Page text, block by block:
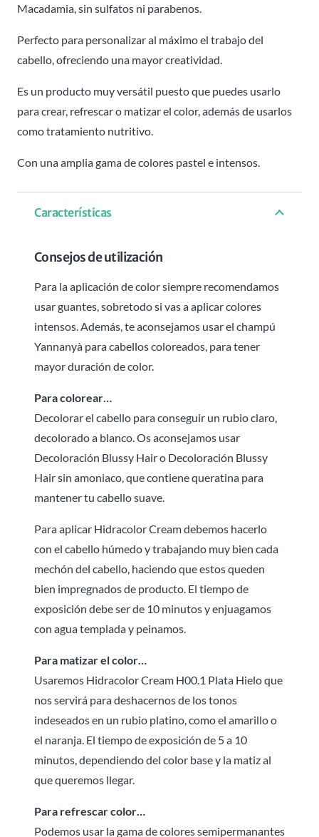
Macadamia, sin sulfatos ni parabenos.
Perfecto para personalizar al máximo el trabajo del
cabello, ofreciendo una mayor creatividad.
Es un producto muy versátil puesto que puedes usarlo
para crear, refrescar o matizar el color, además de usarlos
como tratamiento nutritivo.
Con una amplia gama de colores pastel e intensos.
Características
Consejos de utilización
Para la aplicación de color siempre recomendamos
usar guantes, sobretodo si vas a aplicar colores
intensos. Además, te aconsejamos usar el champú
Yannanyà para cabellos coloreados, para tener
mayor duración de color.
Para colorear…
Decolorar el cabello para conseguir un rubio claro,
decolorado a blanco. Os aconsejamos usar
Decoloración Blussy Hair o Decoloración Blussy
Hair sin amoniaco, que contiene queratina para
mantener tu cabello suave.
Para aplicar Hidracolor Cream debemos hacerlo
con el cabello húmedo y trabajando muy bien cada
mechón del cabello, haciendo que estos queden
bien impregnados de producto. El tiempo de
exposición debe ser de 10 minutos y enjuagamos
con agua templada y peinamos.
Para matizar el color…
Usaremos Hidracolor Cream H00.1 Plata Hielo que
nos servirá para deshacernos de los tonos
indeseados en un rubio platino, como el amarillo o
el naranja. El tiempo de exposición de 5 a 10
minutos, dependiendo del color base y la matiz al
que queremos llegar.
Para refrescar color…
Podemos usar la gama de colores semipermanantes